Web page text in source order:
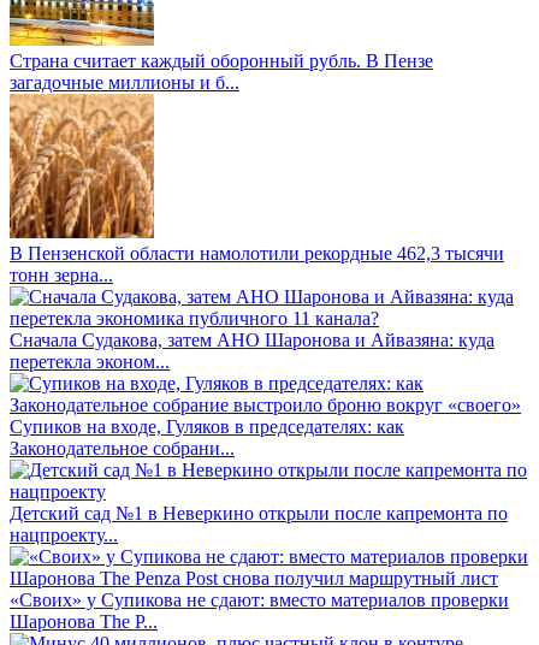
Страна считает каждый оборонный рубль. В Пензе
загадочные миллионы и б...
В Пензенской области намолотили рекордные 462,3 тысячи
тонн зерна...
Сначала Судакова, затем АНО Шаронова и Айвазяна: куда
перетекла эконом...
Супиков на входе, Гуляков в председателях: как
Законодательное собрани...
Детский сад №1 в Неверкино открыли после капремонта по
нацпроекту...
«Своих» у Супикова не сдают: вместо материалов проверки
Шаронова The P...